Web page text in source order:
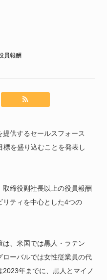
員報酬
供するセールスフォース
標を盛り込むことを発表し
締役副社長以上の役員報酬
ティを中心とした4つの
、米国では黒人・ラテン
ーバルでは女性従業員の代
年までに、黒人とマイノ